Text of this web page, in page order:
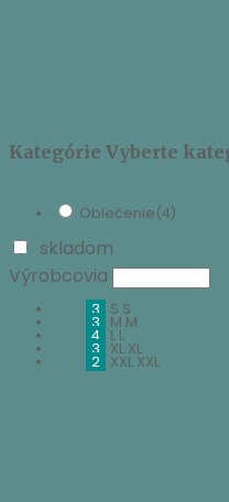
Kategórie Vyberte
Oblečenie(4)
skladom
Výrobcovia
3 S S
3 M M
4 L L
3 XL XL
2 XXL XXL